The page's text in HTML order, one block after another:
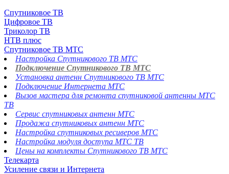
Спутниковое ТВ
Цифровое ТВ
Триколор ТВ
НТВ плюс
Спутниковое ТВ МТС
Настройка Спутникового ТВ МТС
Подключение Спутникового ТВ МТС
Установка антенн Спутникового ТВ МТС
Подключение Интернета МТС
Вызов мастера для ремонта спутниковой антенны МТС
ТВ
Сервис спутниковых антенн МТС
Продажа спутниковых антенн МТС
Настройка спутниковых ресиверов МТС
Настройка модуля доступа МТС ТВ
Цены на комплекты Спутникового ТВ МТС
Телекарта
Усиление связи и Интернета